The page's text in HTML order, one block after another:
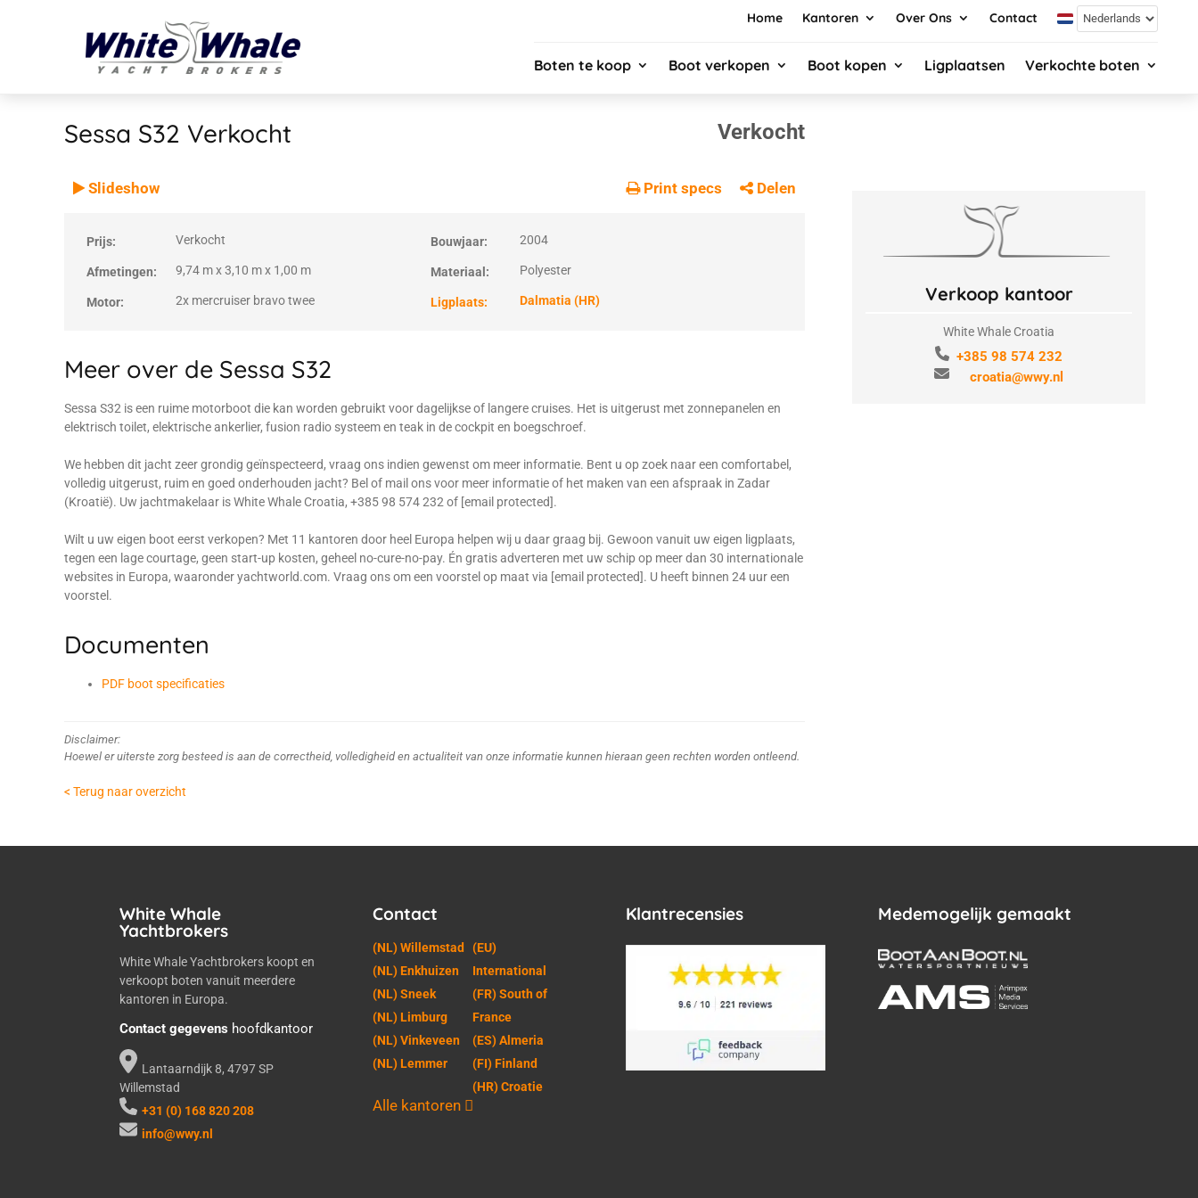
Home Kantoren Over Ons Contact
Boten te koop Boot verkopen Boot kopen Ligplaatsen Verkochte boten
Sessa S32 Verkocht Verkocht
VERKOCHT
Verkocht
Slideshow Print specs Delen
Prijs: Verkocht Bouwjaar: 2004
Afmetingen: 9,74 m x 3,10 m x 1,00 m Materiaal: Polyester
Motor: 2x mercruiser bravo twee Ligplaats: Dalmatia (HR)
Meer over de Sessa S32
Sessa S32 is een ruime motorboot die kan worden gebruikt voor dagelijkse of langere cruises. Het is uitgerust met zonnepanelen en
elektrisch toilet, elektrische ankerlier, fusion radio systeem en teak in de cockpit en boegschroef.
We hebben dit jacht zeer grondig geïnspecteerd, vraag ons indien gewenst om meer informatie. Bent u op zoek naar een comfortabel,
volledig uitgerust, ruim en goed onderhouden jacht? Bel of mail ons voor meer informatie of het maken van een afspraak in Zadar
(Kroatië). Uw jachtmakelaar is White Whale Croatia, +385 98 574 232 of [email protected].
Wilt u uw eigen boot eerst verkopen? Met 11 kantoren door heel Europa helpen wij u daar graag bij. Gewoon vanuit uw eigen ligplaats,
tegen een lage courtage, geen start-up kosten, geheel no-cure-no-pay. Én gratis adverteren met uw schip op meer dan 30 internationale
websites in Europa, waaronder yachtworld.com. Vraag ons om een voorstel op maat via [email protected]. U heeft binnen 24 uur een
voorstel.
Documenten
PDF boot specificaties
Disclaimer:
Hoewel er uiterste zorg besteed is aan de correctheid, volledigheid en actualiteit van onze informatie kunnen hieraan geen rechten worden ontleend.
< Terug naar overzicht
Verkoop kantoor
White Whale Croatia
+385 98 574 232
croatia@wwy.nl
White Whale
Yachtbrokers
White Whale Yachtbrokers koopt en
verkoopt boten vanuit meerdere
kantoren in Europa.
Contact gegevens hoofdkantoor
Lantaarndijk 8, 4797 SP
Willemstad
+31 (0) 168 820 208
info@wwy.nl
Contact
(NL) Willemstad
(NL) Enkhuizen
(NL) Sneek
(NL) Limburg
(NL) Vinkeveen
(NL) Lemmer
(EU)
International
(FR) South of
France
(ES) Almeria
(FI) Finland
(HR) Croatie
Alle kantoren
Klantrecensies Medemogelijk gemaakt